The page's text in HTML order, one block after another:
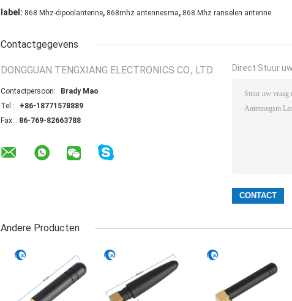
label: 868 Mhz-dipoolantenne, 868mhz antennesma, 868 Mhz ranselen antenne
Contactgegevens
DONGGUAN TENGXIANG ELECTRONICS CO., LTD.
Contactpersoon:
Brady Mao
Tel.:
+86-18771578889
Fax:
86-769-82663788
Direct Stuur
Andere Producten